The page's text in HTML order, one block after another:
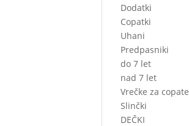
Dodatki
Copatki
Uhani
Predpasniki
do 7 let
nad 7 let
Vrečke za copate
Slinčki
DEČKI